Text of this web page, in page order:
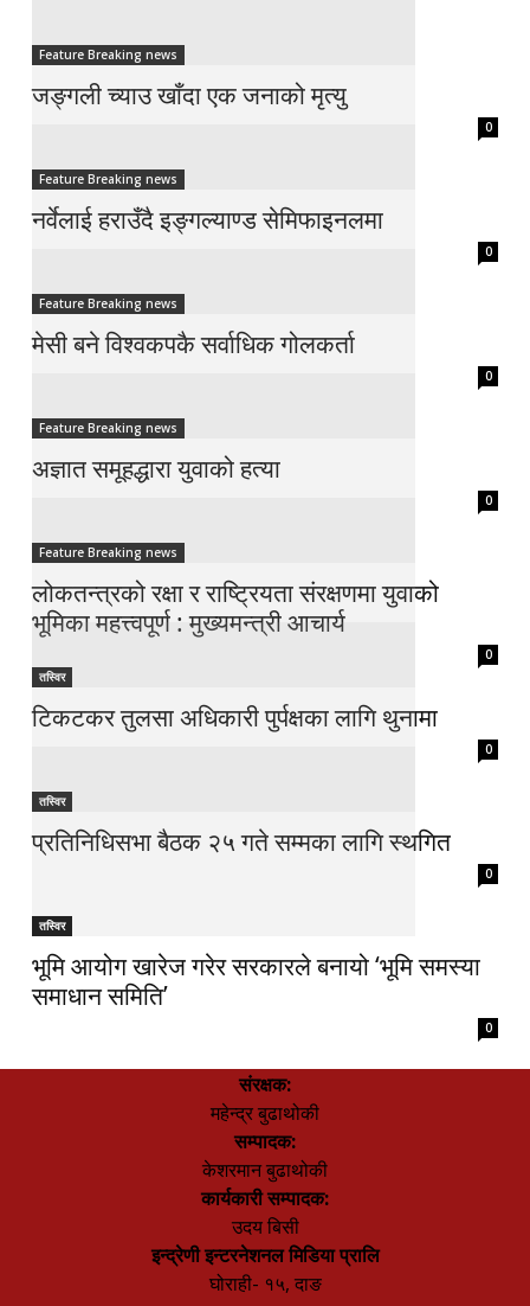
Feature Breaking news
जङ्गली च्याउ खाँदा एक जनाको मृत्यु
0
Feature Breaking news
नर्वेलाई हराउँदै इङ्गल्याण्ड सेमिफाइनलमा
0
Feature Breaking news
मेसी बने विश्वकपकै सर्वाधिक गोलकर्ता
0
Feature Breaking news
अज्ञात समूहद्धारा युवाको हत्या
0
Feature Breaking news
लोकतन्त्रको रक्षा र राष्ट्रियता संरक्षणमा युवाको
भूमिका महत्त्वपूर्ण : मुख्यमन्त्री आचार्य
0
तस्विर
टिकटकर तुलसा अधिकारी पुर्पक्षका लागि थुनामा
0
तस्विर
प्रतिनिधिसभा बैठक २५ गते सम्मका लागि स्थगित
0
तस्विर
भूमि आयोग खारेज गरेर सरकारले बनायो ‘भूमि समस्या
समाधान समिति’
0
संरक्षक:
महेन्द्र बुढाथोकी
सम्पादक:
केशरमान बुढाथोकी
कार्यकारी सम्पादक:
उदय बिसी
इन्द्रेणी इन्टरनेशनल मिडिया प्रालि
घोराही- १५, दाङ